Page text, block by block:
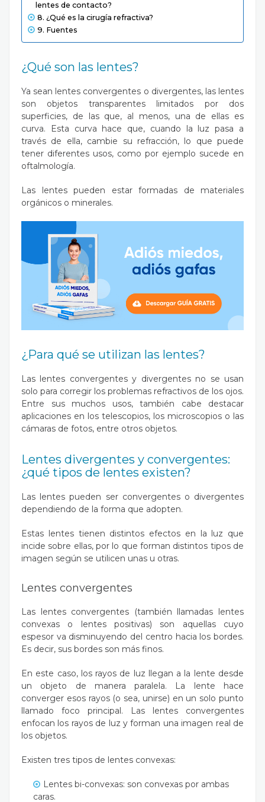
lentes de contacto?
¿Qué es la cirugía refractiva?
Fuentes
¿Qué son las lentes?
Ya sean lentes convergentes o divergentes, las lentes
son objetos transparentes limitados por dos
superficies, de las que, al menos, una de ellas es
curva. Esta curva hace que, cuando la luz pasa a
través de ella, cambie su refracción, lo que puede
tener diferentes usos, como por ejemplo sucede en
oftalmología.
Las lentes pueden estar formadas de materiales
orgánicos o minerales.
¿Para qué se utilizan las lentes?
Las lentes convergentes y divergentes no se usan
solo para corregir los problemas refractivos de los ojos.
Entre sus muchos usos, también cabe destacar
aplicaciones en los telescopios, los microscopios o las
cámaras de fotos, entre otros objetos.
Lentes divergentes y convergentes:
¿qué tipos de lentes existen?
Las lentes pueden ser convergentes o divergentes
dependiendo de la forma que adopten.
Estas lentes tienen distintos efectos en la luz que
incide sobre ellas, por lo que forman distintos tipos de
imagen según se utilicen unas u otras.
Lentes convergentes
Las lentes convergentes (también llamadas lentes
convexas o lentes positivas) son aquellas cuyo
espesor va disminuyendo del centro hacia los bordes.
Es decir, sus bordes son más finos.
En este caso, los rayos de luz llegan a la lente desde
un objeto de manera paralela. La lente hace
converger esos rayos (o sea, unirse) en un solo punto
llamado foco principal. Las lentes convergentes
enfocan los rayos de luz y forman una imagen real de
los objetos.
Existen tres tipos de lentes convexas:
Lentes bi-convexas: son convexas por ambas
caras.